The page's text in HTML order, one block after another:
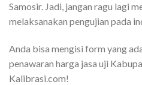
Samosir. Jadi, jangan ragu lagi
melaksanakan pengujian pada
Anda bisa mengisi form yang
penawaran harga jasa uji
Kalibrasi.com!